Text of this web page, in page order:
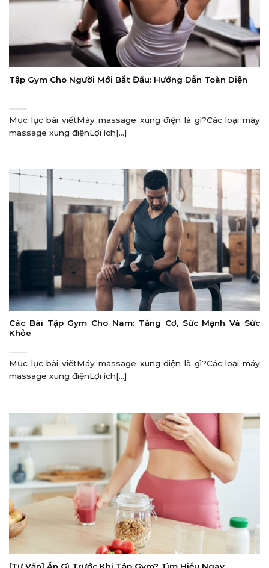
Tập Gym Cho Người Mới Bắt Đầu: Hướng Dẫn Toàn Diện
Mục lục bài viếtMáy massage xung điện là gì?Các loại máy
massage xung điệnLợi ích[...]
Các Bài Tập Gym Cho Nam: Tăng Cơ, Sức Mạnh Và Sức
Khỏe
Mục lục bài viếtMáy massage xung điện là gì?Các loại máy
massage xung điệnLợi ích[...]